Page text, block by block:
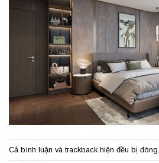
Cả bình luận và trackback hiện đều bị đóng.